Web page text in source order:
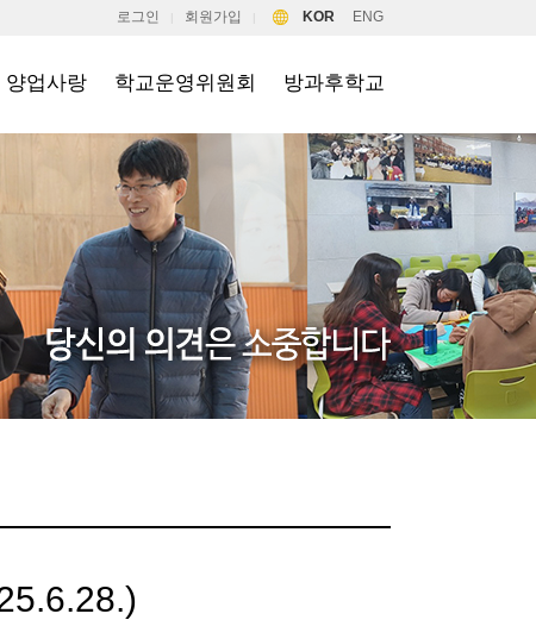
로그인 회원가입 KOR ENG
양업사랑 학교운영위원회 방과후학교